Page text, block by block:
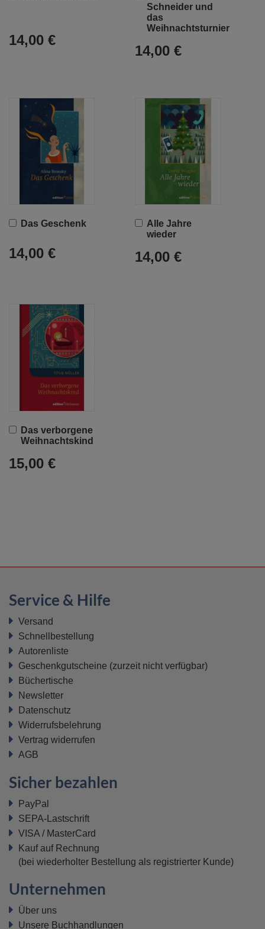
14,00 €
Schneider und
das
Weihnachtsturnier
14,00 €
den
Warenkorb
Das Geschenk
14,00 €
In
Alle Jahre
wieder
14,00 €
In
den
Das verborgene
Weihnachtskind
15,00 €
In
den
Service & Hilfe
Versand
Schnellbestellung
Autorenliste
Geschenkgutscheine (zurzeit nicht verfügbar)
Büchertische
Newsletter
Datenschutz
Widerrufsbelehrung
Vertrag widerrufen
AGB
Sicher bezahlen
PayPal
SEPA-Lastschrift
VISA / MasterCard
Kauf auf Rechnung
(bei wiederholter Bestellung als registrierter Kunde)
Unternehmen
Über uns
Unsere Buchhandlungen